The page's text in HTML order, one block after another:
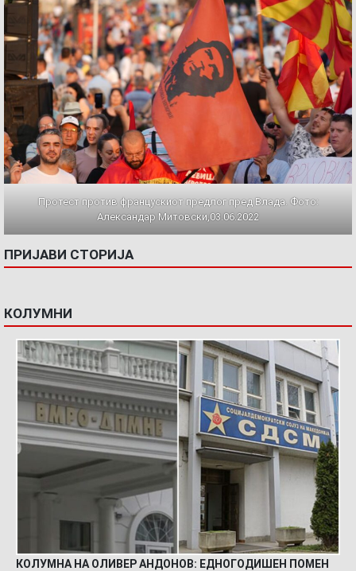
Протест против францускиот предлог пред Влада. Фото:
Александар Митовски,03.06.2022
ПРИЈАВИ СТОРИЈА
КОЛУМНИ
КОЛУМНА НА ОЛИВЕР АНДОНОВ: ЕДНОГОДИШЕН ПОМЕН